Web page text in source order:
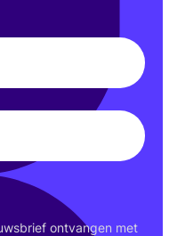
ont­van­gen met